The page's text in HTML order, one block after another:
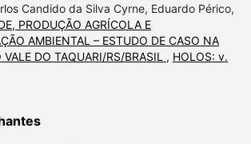
Candido da Silva Cyrne, Eduardo Périco,
PRODUÇÃO AGRÍCOLA E
AMBIENTAL – ESTUDO DE CASO NA
VALE DO TAQUARI/RS/BRASIL , HOLOS: v.